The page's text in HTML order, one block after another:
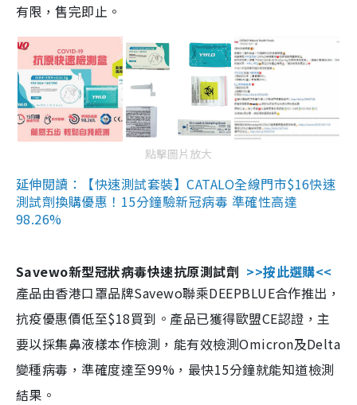
有限，售完即止。
點擊圖片放大
延伸閱讀：【快速測試套裝】CATALO全線門市$16快速
測試劑換購優惠！15分鐘驗新冠病毒 準確性高達
98.26%
Savewo新型冠狀病毒快速抗原測試劑 >>按此選購<<
產品由香港口罩品牌Savewo聯乘DEEPBLUE合作推出，
抗疫優惠價低至$18買到。產品已獲得歐盟CE認證，主
要以採集鼻液樣本作檢測，能有效檢測Omicron及Delta
變種病毒，準確度達至99%，最快15分鐘就能知道檢測
結果。